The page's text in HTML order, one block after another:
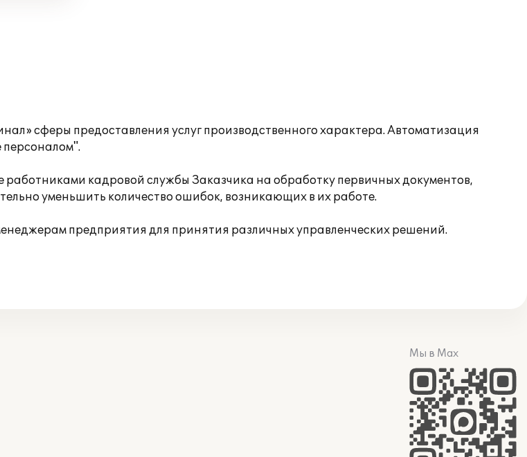
сферы предоставления услуг производственного характера. Автоматизация
кадровой службы Заказчика на обработку первичных документов,
уменьшить количество ошибок, возникающих в их работе.
предприятия для принятия различных управленческих решений.
Мы в Max